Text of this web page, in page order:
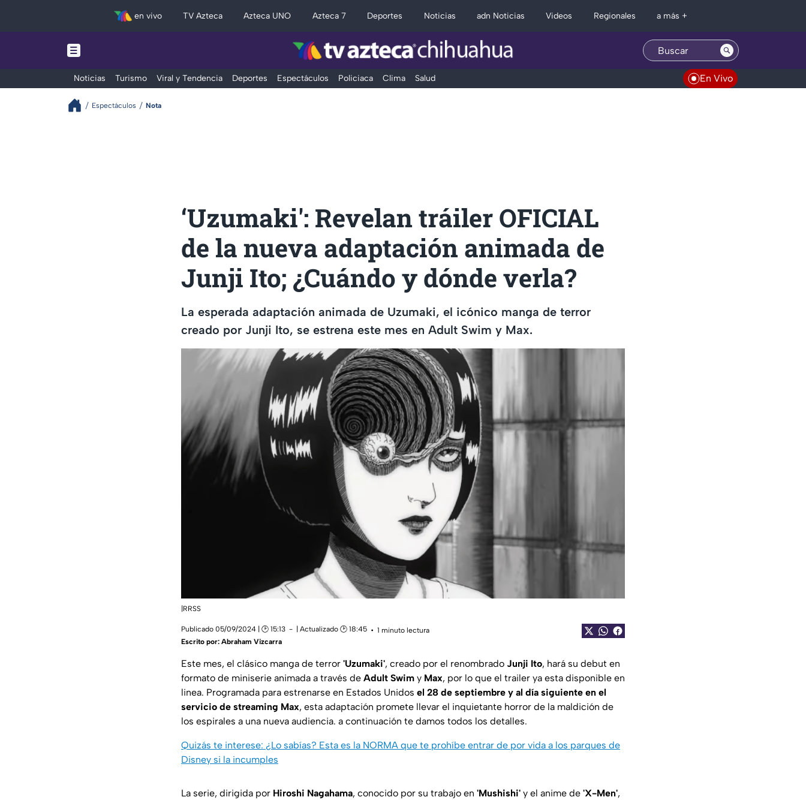
en vivo TV Azteca Azteca UNO Azteca 7 Deportes Noticias adn Noticias Videos Regionales a más +
Noticias Turismo Viral y Tendencia Deportes Espectáculos Policiaca Clima Salud En Vivo
Espectáculos Nota
‘Uzumaki': Revelan tráiler OFICIAL
de la nueva adaptación animada de
Junji Ito; ¿Cuándo y dónde verla?
La esperada adaptación animada de Uzumaki, el icónico manga de terror
creado por Junji Ito, se estrena este mes en Adult Swim y Max.
|RRSS
Publicado 05/09/2024 | 🕑 15:13 | Actualizado 🕑 18:45
1 minuto lectura
Escrito por: Abraham Vizcarra
Este mes, el clásico manga de terror 'Uzumaki', creado por el renombrado Junji Ito, hará su debut en
formato de miniserie animada a través de Adult Swim y Max, por lo que el trailer ya esta disponible en
linea. Programada para estrenarse en Estados Unidos el 28 de septiembre y al día siguiente en el
servicio de streaming Max, esta adaptación promete llevar el inquietante horror de la maldición de
los espirales a una nueva audiencia. a continuación te damos todos los detalles.
Quizás te interese: ¿Lo sabías? Esta es la NORMA que te prohíbe entrar de por vida a los parques de
Disney si la incumples
La serie, dirigida por Hiroshi Nagahama, conocido por su trabajo en 'Mushishi' y el anime de 'X-Men',